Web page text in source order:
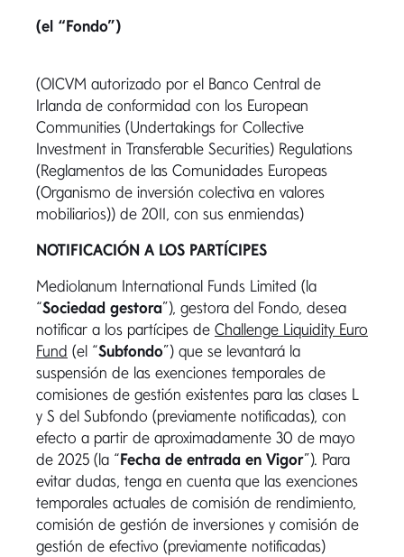
(el “Fondo”)
(OICVM autorizado por el Banco Central de
Irlanda de conformidad con los European
Communities (Undertakings for Collective
Investment in Transferable Securities) Regulations
(Reglamentos de las Comunidades Europeas
(Organismo de inversión colectiva en valores
mobiliarios)) de 2011, con sus enmiendas)
NOTIFICACIÓN A LOS PARTÍCIPES
Mediolanum International Funds Limited (la
“Sociedad gestora”), gestora del Fondo, desea
notificar a los partícipes de Challenge Liquidity Euro
Fund (el “Subfondo”) que se levantará la
suspensión de las exenciones temporales de
comisiones de gestión existentes para las clases L
y S del Subfondo (previamente notificadas), con
efecto a partir de aproximadamente 30 de mayo
de 2025 (la “Fecha de entrada en Vigor”). Para
evitar dudas, tenga en cuenta que las exenciones
temporales actuales de comisión de rendimiento,
comisión de gestión de inversiones y comisión de
gestión de efectivo (previamente notificadas)